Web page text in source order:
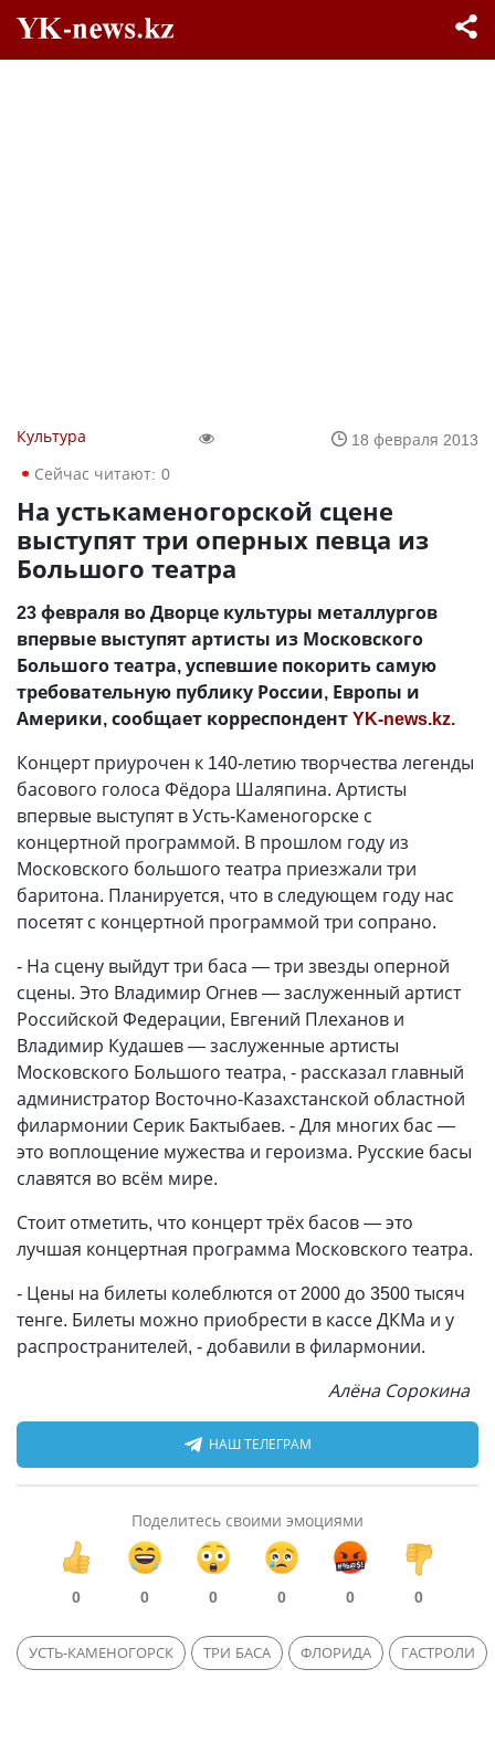
Культура
18 февраля 2013
Сейчас читают: 0
На устькаменогорской сцене
выступят три оперных певца из
Большого театра
23 февраля во Дворце культуры металлургов
впервые выступят артисты из Московского
Большого театра, успевшие покорить самую
требовательную публику России, Европы и
Америки, сообщает корреспондентYK-news.kz.
Концерт приурочен к 140-летию творчества легенды
басового голоса Фёдора Шаляпина. Артисты
впервые выступят в Усть-Каменогорске с
концертной программой. В прошлом году из
Московского большого театра приезжали три
баритона. Планируется, что в следующем году нас
посетят с концертной программой три сопрано.
- На сцену выйдут три баса — три звезды оперной
сцены. Это Владимир Огнев — заслуженный артист
Российской Федерации, Евгений Плеханов и
Владимир Кудашев — заслуженные артисты
Московского Большого театра, - рассказал главный
администратор Восточно-Казахстанской областной
филармонии Серик Бактыбаев. - Для многих бас —
это воплощение мужества и героизма. Русские басы
славятся во всём мире.
Стоит отметить, что концерт трёх басов — это
лучшая концертная программа Московского театра.
- Цены на билеты колеблются от 2000 до 3500 тысяч
тенге. Билеты можно приобрести в кассе ДКМа и у
распространителей, - добавили в филармонии.
Алёна Сорокина
НАШ ТЕЛЕГРАМ
Поделитесь своими эмоциями
0 0 0 0 0 0
УСТЬ-КАМЕНОГОРСК ТРИ БАСА ФЛОРИДА ГАСТРОЛИ